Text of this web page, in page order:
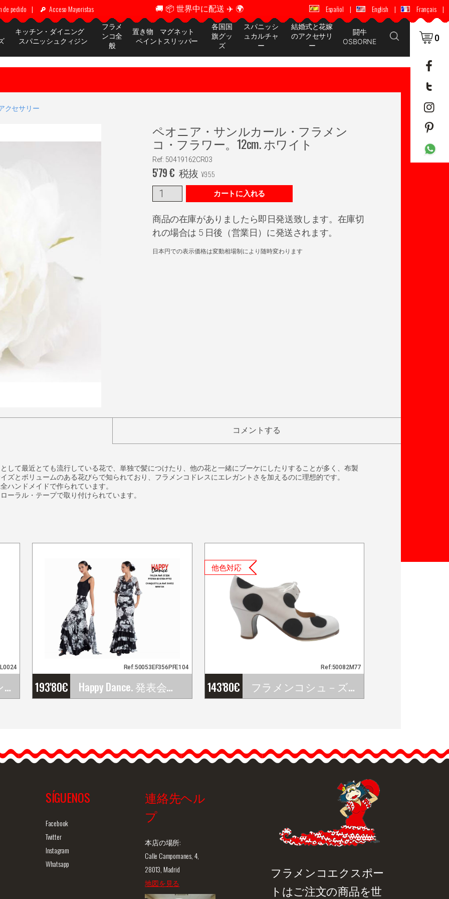
de pedido | Acceso Mayoristas 🚚 📦 世界中に配送 ✈️ 🌍 🚚 📦 世界中に配送 ✈️ 🌍
Español | English | Français |
キッチン・ダイニング
スパニッシュクィジン
フラメ
ンコ全
般
置き物 マグネット
ペイントスリッパー
各国国
旗グッ
ズ
スパニッシ
ュカルチャ
ー
結婚式と花嫁
のアクセサリ
ー
闘牛
OSBORNE
0
クセサリー
ペオニア・サンルカール・フラメン
コ・フラワー。12cm. ホワイト
Ref: 50419162CR03
5'79€ 税抜 ¥955
カートに入れる
商品の在庫がありましたら即日発送致します。在庫切
れの場合は 5 日後（営業日）に発送されます。
日本円での表示価格は変動相場制により随時変わります
コメントする
して最近とても流行している花で、単独で髪につけたり、他の花と一緒にブーケにしたりすることが多く、布製
ズとボリュームのある花びらで知られており、フラメンコドレスにエレガントさを加えるのに理想的です。
ハンドメイドで作られています。
ーラル・テープで取り付けられています。
オリジナルフラメンコピアス 193'80€ Happy Dance. 発表会やレッスン用フラメンコスカ－ト. Ref.&hellip;
Ref:50053EF356PFE104
－ト. Ref.
EF356PFE104GHE104PF13
クイックビュー
他色対応
143'80€ フラメンコシュ－ズ Begoña Cervera. モデル Lunares Cordonera
Ref:50082M77
Lunares…
クイックビュー
SÍGUENOS
Facebook
Twitter
Instagram
Whatsapp
連絡先ヘル
プ
本店の場所:
Calle Campomanes, 4,
28013, Madrid
地図を見る
フラメンコエクスポー
トはご注文の商品を世